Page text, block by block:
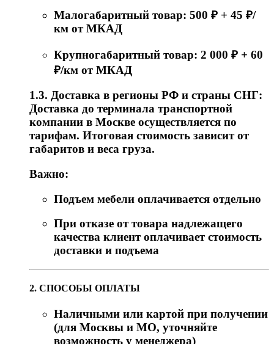
Малогабаритный товар: 500 ₽ + 45 ₽/
км от МКАД
Крупногабаритный товар: 2 000 ₽ + 60
₽/км от МКАД
1.3. Доставка в регионы РФ и страны СНГ:
Доставка до терминала транспортной
компании в Москве осуществляется по
тарифам. Итоговая стоимость зависит от
габаритов и веса груза.
Важно:
Подъем мебели оплачивается отдельно
При отказе от товара надлежащего
качества клиент оплачивает стоимость
доставки и подъема
2. СПОСОБЫ ОПЛАТЫ
Наличными или картой при получении
(для Москвы и МО, уточняйте
возможность у менеджера)